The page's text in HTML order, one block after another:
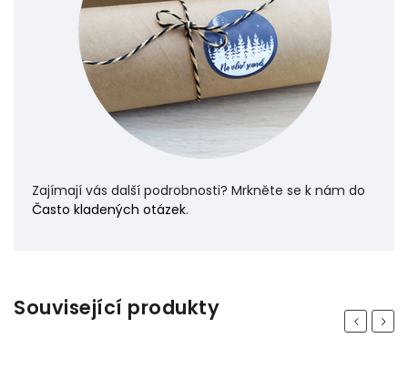
Zajímají vás další podrobnosti? Mrkněte se k nám do
Často kladených otázek.
Související produkty Previous
Next
Odeslat